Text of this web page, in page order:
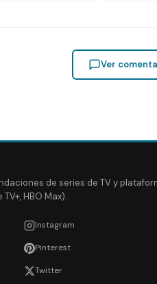
Ver
de series de TV y
HBO Max).
Instagram
Pinterest
Twitter